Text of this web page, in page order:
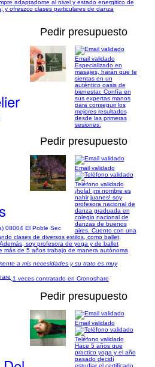
adaptadome al nivel y estado energitico de
y ofreszco clases particulares de danza
Pedir presupuesto
Email validado
Especializado en
masajes, harán que te
sientas en un
auténtico oasis de
bienestar. Confía en
sus expertas manos
para conseguir los
mejores resultados
desde las primeras
sesiones.
Pedir presupuesto
08004 El Poble Sec
Email validado
Teléfono validado
¡hola! ¡mi nombre es
nahir juanes! soy
profesora nacional de
danza graduada en
colegio nacional de
danzas de buenos
aires. Cuento con una
clases de diversos estilos, como ballet,
soy profesora de yoga y de ballet
más de 5 años trabajo de manera autónoma
a mis necesidades y su trato es muy
1 veces contratado en Cronoshare
Pedir presupuesto
Email validado
Teléfono validado
Hace 5 años que
practico yoga y el año
pasado decidí
estudiar el certificado